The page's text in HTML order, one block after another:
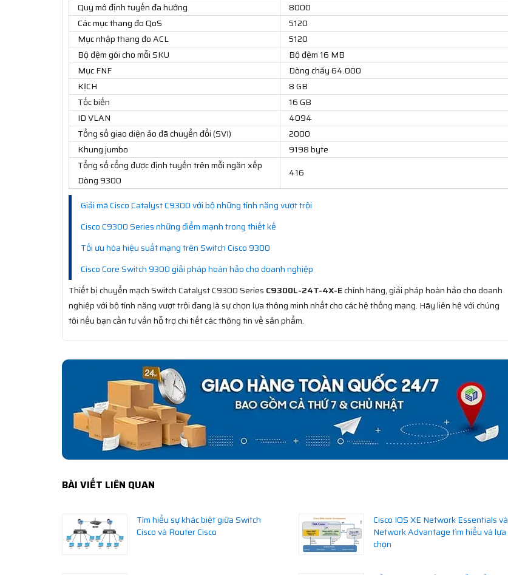
Quy mô định tuyến đa hướng
8000
Các mục thang đo QoS
5120
Mục nhập thang đo ACL
5120
Bộ đệm gói cho mỗi SKU
Bộ đệm 16 MB
Mục FNF
Dòng chảy 64.000
KỊCH
8 GB
Tốc biến
16 GB
ID VLAN
4094
Tổng số giao diện ảo đã chuyển đổi (SVI)
2000
Khung jumbo
9198 byte
Tổng số cổng được định tuyến trên mỗi ngăn xếp
Dòng 9300
416
Giải mã Cisco Catalyst C9300 với bộ những tính năng vượt trội
Cisco C9300 Series những điểm mạnh trong thiết kế
Tối ưu hóa hiệu suất mạng trên Switch Cisco 9300
Cisco Core Switch 9300 giải pháp hoàn hảo cho doanh nghiệp
Thiết bị chuyển mạch Switch Catalyst C9300 Series C9300L-24T-4X-Echính hãng, giải pháp hoàn hảo cho doanh
nghiệp với bộ tính năng vượt trội đang là sự chọn lựa thông minh nhất cho các hệ thống mạng. Hãy liên hệ với chúng
tôi nếu bạn cần tư vấn hỗ trợ chi tiết các thông tin về sản phẩm.
BÀI VIẾT LIÊN QUAN
Tìm hiểu sự khác biệt giữa Switch
Cisco và Router Cisco
Cisco IOS XE Network Essentials và
Network Advantage tìm hiểu và lựa
chọn